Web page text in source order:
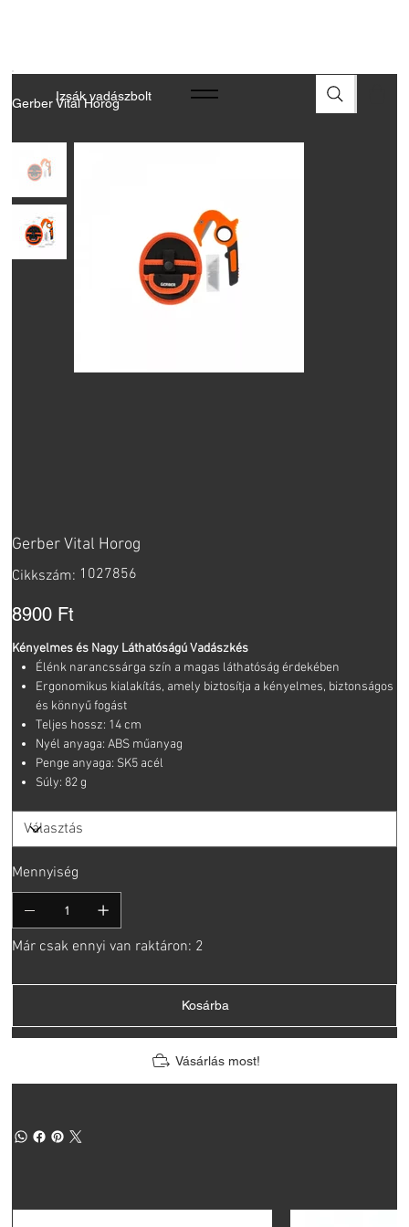
Izsák vadászbolt
Gerber Vital Horog
Gerber Vital Horog
Cikkszám:
Cikkszám:
1027856
1027856
Ár
8900 Ft
Kényelmes és Nagy Láthatóságú Vadászkés
Élénk narancssárga szín a magas láthatóság érdekében
Ergonomikus kialakítás, amely biztosítja a kényelmes, biztonságos
és könnyű fogást
Teljes hossz: 14 cm
Nyél anyaga: ABS műanyag
Penge anyaga: SK5 acél
Súly: 82 g
Mennyiség
Már csak ennyi van raktáron: 2
Kosárba
Vásárlás most!